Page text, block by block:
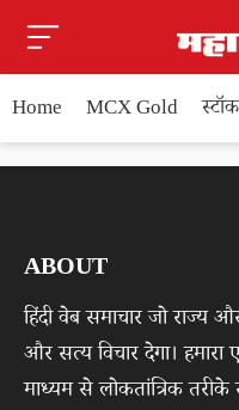
Home MCX Gold
ABOUT
हिंदी वेब समाचार जो राज्य
और सत्य विचार देगा। हमारा
माध्यम से लोकतांत्रिक तरीके